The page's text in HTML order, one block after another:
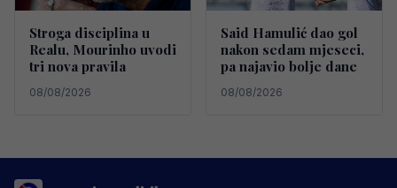
Stroga disciplina u
Realu, Mourinho uvodi
tri nova pravila
08/08/2026
Said Hamulić dao gol
nakon sedam mjeseci,
pa najavio bolje dane
08/08/2026